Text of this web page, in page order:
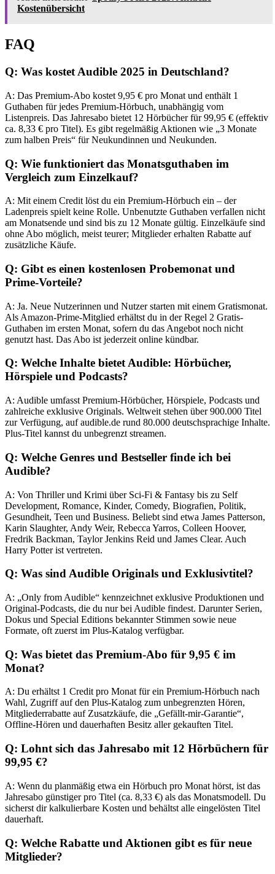
Kostenübersicht
FAQ
Q: Was kostet Audible 2025 in Deutschland?
A: Das Premium-Abo kostet 9,95 € pro Monat und enthält 1
Guthaben für jedes Premium-Hörbuch, unabhängig vom
Listenpreis. Das Jahresabo bietet 12 Hörbücher für 99,95 € (effektiv
ca. 8,33 € pro Titel). Es gibt regelmäßig Aktionen wie „3 Monate
zum halben Preis“ für Neukundinnen und Neukunden.
Q: Wie funktioniert das Monatsguthaben im
Vergleich zum Einzelkauf?
A: Mit einem Credit löst du ein Premium-Hörbuch ein – der
Ladenpreis spielt keine Rolle. Unbenutzte Guthaben verfallen nicht
am Monatsende und sind bis zu 12 Monate gültig. Einzelkäufe sind
ohne Abo möglich, meist teurer; Mitglieder erhalten Rabatte auf
zusätzliche Käufe.
Q: Gibt es einen kostenlosen Probemonat und
Prime-Vorteile?
A: Ja. Neue Nutzerinnen und Nutzer starten mit einem Gratismonat.
Als Amazon-Prime-Mitglied erhältst du in der Regel 2 Gratis-
Guthaben im ersten Monat, sofern du das Angebot noch nicht
genutzt hast. Das Abo ist jederzeit online kündbar.
Q: Welche Inhalte bietet Audible: Hörbücher,
Hörspiele und Podcasts?
A: Audible umfasst Premium-Hörbücher, Hörspiele, Podcasts und
zahlreiche exklusive Originals. Weltweit stehen über 900.000 Titel
zur Verfügung, auf audible.de rund 80.000 deutschsprachige Inhalte.
Plus-Titel kannst du unbegrenzt streamen.
Q: Welche Genres und Bestseller finde ich bei
Audible?
A: Von Thriller und Krimi über Sci-Fi & Fantasy bis zu Self
Development, Romance, Kinder, Comedy, Biografien, Politik,
Gesundheit, Teen und Business. Beliebt sind etwa James Patterson,
Karin Slaughter, Andy Weir, Rebecca Yarros, Colleen Hoover,
Fredrik Backman, Taylor Jenkins Reid und James Clear. Auch
Harry Potter ist vertreten.
Q: Was sind Audible Originals und Exklusivtitel?
A: „Only from Audible“ kennzeichnet exklusive Produktionen und
Original-Podcasts, die du nur bei Audible findest. Darunter Serien,
Dokus und Special Editions bekannter Stimmen sowie neue
Formate, oft zuerst im Plus-Katalog verfügbar.
Q: Was bietet das Premium-Abo für 9,95 € im
Monat?
A: Du erhältst 1 Credit pro Monat für ein Premium-Hörbuch nach
Wahl, Zugriff auf den Plus-Katalog zum unbegrenzten Hören,
Mitgliederrabatte auf Zusatzkäufe, die „Gefällt-mir-Garantie“,
Offline-Hören und dauerhaften Besitz aller gekauften Titel.
Q: Lohnt sich das Jahresabo mit 12 Hörbüchern für
99,95 €?
A: Wenn du planmäßig etwa ein Hörbuch pro Monat hörst, ist das
Jahresabo günstiger pro Titel (ca. 8,33 €) als das Monatsmodell. Du
sicherst dir kalkulierbare Kosten und behältst alle eingelösten Titel
dauerhaft.
Q: Welche Rabatte und Aktionen gibt es für neue
Mitglieder?